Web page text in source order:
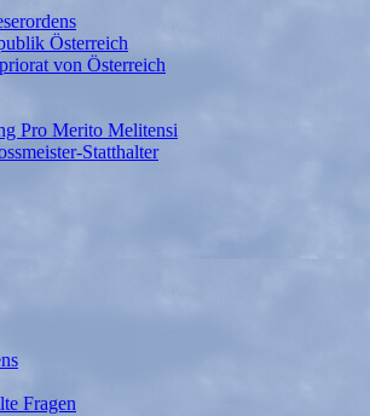
Österreich
von Österreich
Pro Merito Melitensi
Statthalter
Fragen